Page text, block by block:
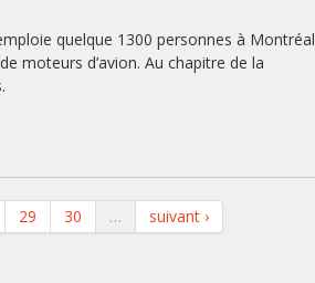
quelque 1300 personnes à Montréal
moteurs d’avion. Au chapitre de la
29 30 … suivant ›